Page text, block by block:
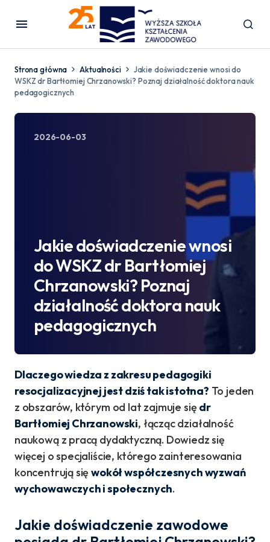
Strona główna Aktualności
Jakie doświadczenie wnosi do
WSKZ dr Bartłomiej Chrzanowski? Poznaj działalność doktora nauk
pedagogicznych
2026-06-03
Jakie doświadczenie wnosi
do WSKZ dr Bartłomiej
Chrzanowski? Poznaj
działalność doktora nauk
pedagogicznych
Dlaczego wiedza z zakresu pedagogiki
resocjalizacyjnej jest dziś tak istotna? To jeden
z obszarów, którym od lat zajmuje się dr
Bartłomiej Chrzanowski, łącząc działalność
naukową z pracą dydaktyczną. Dowiedz się
więcej o specjaliście, którego zainteresowania
koncentrują sięwokół współczesnych wyzwań
wychowawczych i społecznych.
Jakie doświadczenie zawodowe